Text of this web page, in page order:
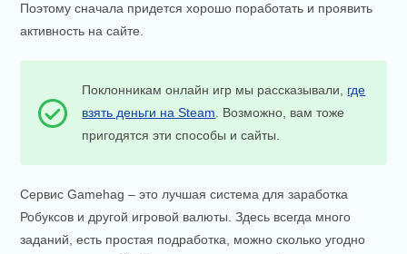
Поэтому сначала придется хорошо поработать и проявить
активность на сайте.
Поклонникам онлайн игр мы рассказывали, где
взять деньги на Steam. Возможно, вам тоже
пригодятся эти способы и сайты.
Сервис Gamehag – это лучшая система для заработка
Робуксов и другой игровой валюты. Здесь всегда много
заданий, есть простая подработка, можно сколько угодно